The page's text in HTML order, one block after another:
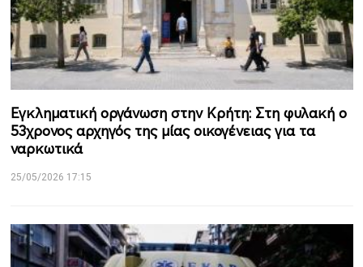
Εγκληματική οργάνωση στην Κρήτη: Στη φυλακή ο
53χρονος αρχηγός της μίας οικογένειας για τα
ναρκωτικά
25/05/2026 17:15